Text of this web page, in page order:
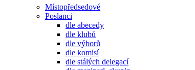
Místopředsedové
Poslanci
dle abecedy
dle klubů
dle výborů
dle komisí
dle stálých delegací